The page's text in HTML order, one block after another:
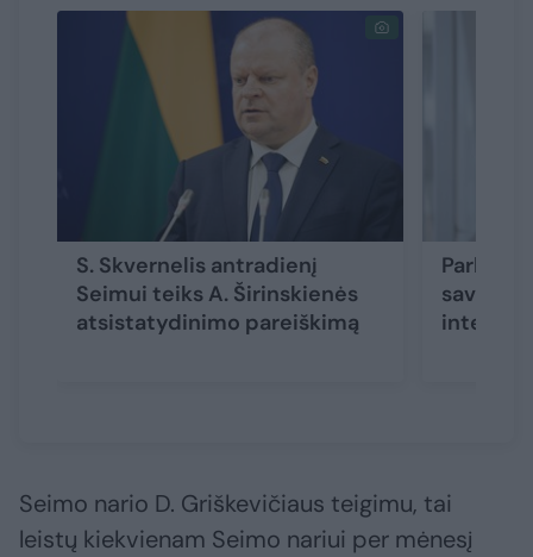
S. Skvernelis antradienį
Seimui teiks A. Širinskienės
atsistatydinimo pareiškimą
savo
Seimo nario D. Griškevičiaus teigimu, tai
leistų kiekvienam Seimo nariui per mėnesį